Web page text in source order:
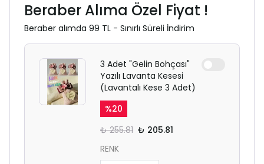
Beraber Alıma Özel Fiyat !
Beraber alımda 99 TL - Sınırlı Süreli İndirim
3 Adet "Gelin Bohçası"
Yazılı Lavanta Kesesi
(Lavantalı Kese 3 Adet)
%20
₺ 255.81 ₺ 205.81
RENK